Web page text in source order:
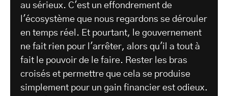
au sérieux. C'est un effondrement de
l'écosystème que nous regardons se dérouler
en temps réel. Et pourtant, le gouvernement
ne fait rien pour l'arrêter, alors qu'il a tout à
fait le pouvoir de le faire. Rester les bras
croisés et permettre que cela se produise
simplement pour un gain financier est odieux.